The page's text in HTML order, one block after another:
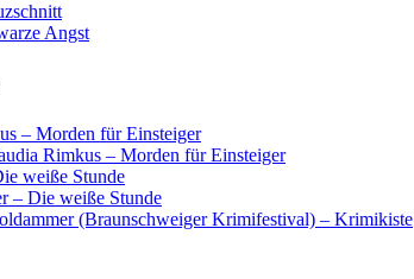
Angst
– Morden für Einsteiger
Rimkus – Morden für Einsteiger
weiße Stunde
– Die weiße Stunde
(Braunschweiger Krimifestival) – Krimikiste